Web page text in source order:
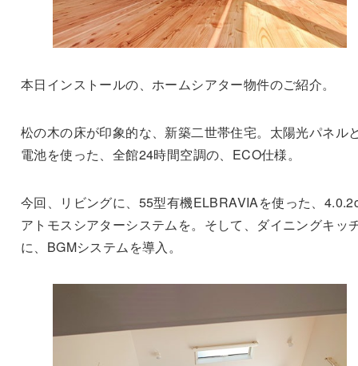
本日インストールの、ホームシアター物件のご紹介。
松の木の床が印象的な、新築二世帯住宅。太陽光パネル
電池を使った、全館24時間空調の、ECO仕様。
今回、リビングに、55型有機ELBRAVIAを使った、
アトモスシアターシステムを。そして、ダイニングキッ
に、BGMシステムを導入。